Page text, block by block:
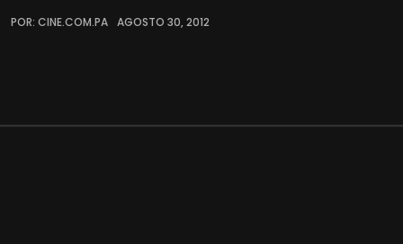
POR: CINE.COM.PA AGOSTO 30, 2012